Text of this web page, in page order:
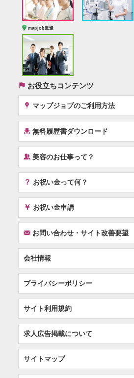
mapjob派遣
( お役立ちコンテンツ
x マップジョブのご利用方法
í 無料履歴書ダウンロード
‰美容のお仕事って？
？ お祝い金って何？
￥ お祝い金申請
Fお問い合わせ・サイト改善要望
会社情報
プライバシーポリシー
サイト利用規約
求人広告掲載について
サイトマップ